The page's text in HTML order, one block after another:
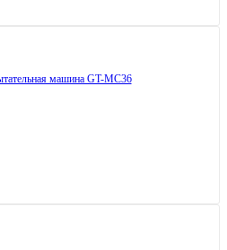
машина GT-MC36